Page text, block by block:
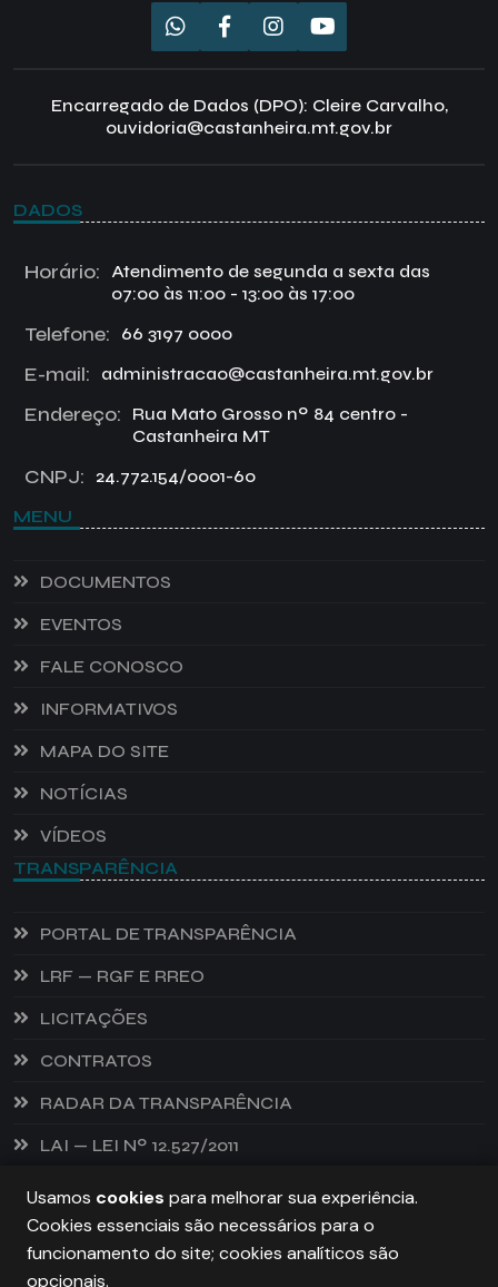
Encarregado de Dados (DPO): Cleire Carvalho,
ouvidoria@castanheira.mt.gov.br
DADOS
Horário:
Atendimento de segunda a sexta das
07:00 às 11:00 - 13:00 às 17:00
Telefone: 66 3197 0000
E-mail: administracao@castanheira.mt.gov.br
Endereço:
Rua Mato Grosso nº 84 centro -
Castanheira MT
CNPJ: 24.772.154/0001-60
MENU
DOCUMENTOS
EVENTOS
FALE CONOSCO
INFORMATIVOS
MAPA DO SITE
NOTÍCIAS
VÍDEOS
TRANSPARÊNCIA
PORTAL DE TRANSPARÊNCIA
LRF — RGF E RREO
LICITAÇÕES
CONTRATOS
RADAR DA TRANSPARÊNCIA
LAI — LEI Nº 12.527/2011
PREFEITURA DE CASTANHEIRA, TODOS OS DIREITOS
Usamos cookies para melhorar sua experiência.
Cookies essenciais são necessários para o
funcionamento do site; cookies analíticos são
opcionais.